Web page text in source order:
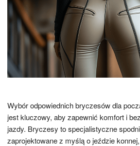
Wybór odpowiednich bryczesów dla
jest kluczowy, aby zapewnić komfort i
jazdy. Bryczesy to specjalistyczne
zaprojektowane z myślą o jeździe